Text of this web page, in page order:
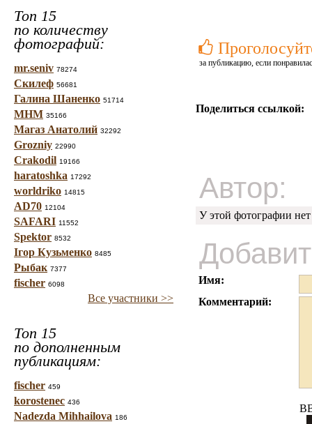
Топ 15
по количеству
фотографий:
mr.seniv 78274
Скилеф 56681
Галина Шаненко 51714
МНМ 35166
Магаз Анатолий 32292
Grozniy 22990
Crakodil 19166
haratoshka 17292
worldriko 14815
AD70 12104
SAFARI 11552
Spektor 8532
Ігор Кузьменко 8485
Рыбак 7377
fischer 6098
Все участники >>
Топ 15
по дополненным
публикациям:
fischer 459
korostenec 436
Nadezda Mihhailova 186
за публикацию, если
Поделиться ссылкой:
Автор:
У этой фотографии
Имя:
Комментарий: